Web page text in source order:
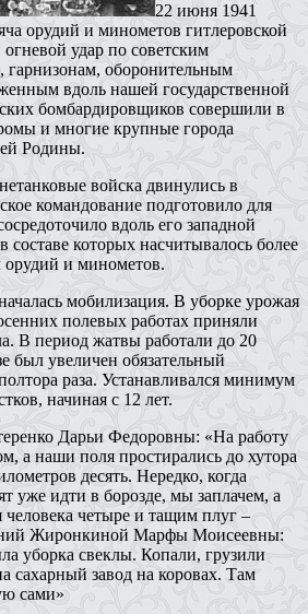
22 июня 1941
орудий и минометов гитлеровской
удар по советским
гарнизонам, оборонительным
вдоль нашей государственной
бомбардировщиков совершили в
и многие крупные города
Родины.
войска двинулись в
командование подготовило для
вдоль его западной
которых насчитывалось более
орудий и минометов.
мобилизация. В уборке урожая
полевых работах приняли
В период жатвы работали до 20
был увеличен обязательный
раза. Устанавливался минимум
начиная с 12 лет.
Дарьи Федоровны: «На работу
а наши поля простирались до хутора
десять. Нередко, когда
уже идти в борозде, мы заплачем, а
человека четыре и тащим плуг –
Жиронкиной Марфы Моисеевны:
уборка свеклы. Копали, грузили
сахарный завод на коровах. Там
сами»